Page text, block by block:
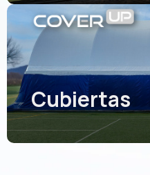
Cubiertas